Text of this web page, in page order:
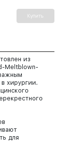
Купить
из
Meltblown-
хирургии.
для